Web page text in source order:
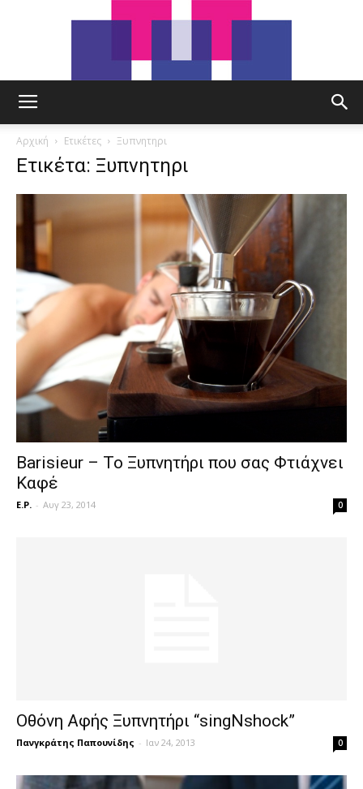
Αρχική Ετικέτες Ξυπνητηρι
Ετικέτα: Ξυπνητηρι
Barisieur – Το Ξυπνητήρι που σας Φτιάχνει
Καφέ
E.P. - Αυγ 23, 2014 0
Οθόνη Αφής Ξυπνητήρι “singNshock”
Πανγκράτης Παπουνίδης - Ιαν 24, 2013 0